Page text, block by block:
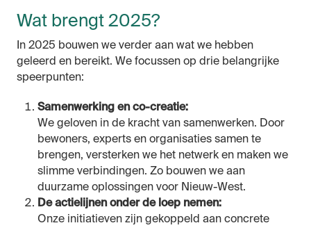
Wat brengt 2025?
In 2025 bouwen we verder aan wat we hebben
geleerd en bereikt. We focussen op drie belangrijke
speerpunten:
Samenwerking en co-creatie:
We geloven in de kracht van samenwerken. Door
bewoners, experts en organisaties samen te
brengen, versterken we het netwerk en maken we
slimme verbindingen. Zo bouwen we aan
duurzame oplossingen voor Nieuw-West.
De actielijnen onder de loep nemen:
Onze initiatieven zijn gekoppeld aan concrete